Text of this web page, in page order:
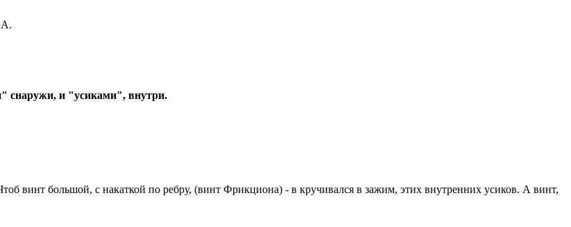
А.
снаружи, и "усиками", внутри.
винт большой, с накаткой по ребру, (винт Фрикциона) - в кручивался в зажим, этих внутренних усиков. А винт,